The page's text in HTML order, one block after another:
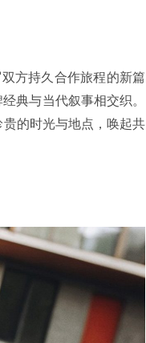
方持久合作旅程的新篇
典与当代叙事相交织。
的时光与地点，唤起共